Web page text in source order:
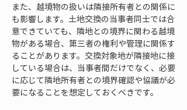
また、越境物の扱いは隣接所有者との関係に
も影響します。土地交換の当事者同士では合
意できていても、隣地との境界に関わる越境
物がある場合、第三者の権利や管理に関係す
ることがあります。交換対象地が隣接地に接
している場合は、当事者間だけでなく、必要
に応じて隣地所有者との境界確認や協議が必
要になることを想定しておくべきです。